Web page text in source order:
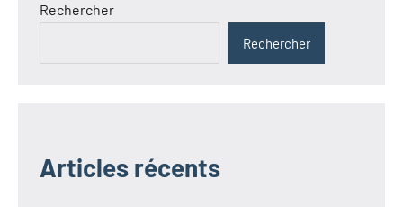
Rechercher
Rechercher
Articles récents